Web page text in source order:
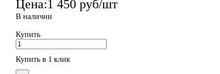
Цена:1 450 руб/шт
В наличии
Купить
Купить в 1 клик